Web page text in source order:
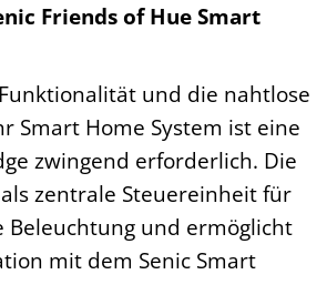
Friends of Hue Smart
und die nahtlose
Smart Home System ist eine
zwingend erforderlich. Die
zentrale Steuereinheit für
Beleuchtung und ermöglicht
mit dem Senic Smart